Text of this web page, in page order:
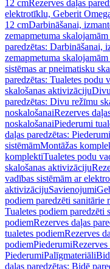
12 cmRezerves daļas
elektrotīklu, Geberit
12 cmDarbināšanai,
zemapmetuma
paredzētas: Darbināšanai,
zemapmetuma
sistēmas ar pneimatisku
paredzētas: Tualetes podu
skalošanas aktivizāciju
paredzētas: Divu režīmu
noskalošanaiRezerves
noskalošanaiPiederumi
daļas paredzētas:
sistēmāmMontāžas
komplektiTualetes podu
skalošanas aktivizāciju
vadības sistēmām ar
aktivizācijuSavienojumi
podiem paredzēti sanitārie
Tualetes podiem paredzēti
podiemRezerves daļas
tualetes podiemRezerves
podiemPiederumiRezerves
PiederumiPalīgmateriāli
daļas paredzētas: Bidē